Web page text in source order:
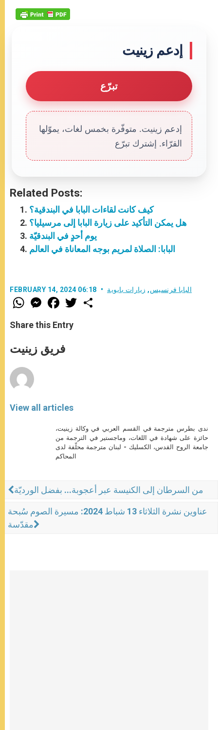
إدعم زينيت
تبرّع
إدعم زينيت. متوفّرة بخمس لغات، يموّلها
القرّاء. إشترك تبرّع
Related Posts:
كيف كانت لقاءات البابا في البندقية؟
هل يمكن التأكيد على زيارة البابا إلى مرسيليا؟
يوم أحدٍ في البندقيّة
البابا: الصلاة لمريم بوجه المعاناة في العالم
FEBRUARY 14, 2024 06:18 البابا فرنسيس, زيارات بابوية
W
h
t
s
p
p
M
e
s
e
g
e
F
a
e
b
o
k
w
Share this Entry
فريق زينيت
View all articles
ندى بطرس مترجمة في القسم العربي في وكالة زينيت،
حائزة على شهادة في اللغات، وماجستير في الترجمة من
جامعة الروح القدس، الكسليك - لبنان مترجمة محلّفة لدى
المحاكم
من السرطان إلى الكنيسة عبر أعجوبة... بفضل الورديّة
عناوين نشرة الثلاثاء 13 شباط 2024: مسيرة الصوم سُبحة
مقدّسة